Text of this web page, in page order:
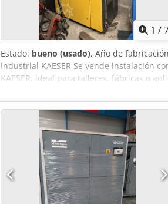
1 /
Estado: bueno (usado), Año de
Industrial KAESER Se vende instalación
KAESER, ideal para talleres, fábricas o
alemana, fiable y con mantenimiento
Compresor de tornillo con variador de
SFC (Sigma Profile) Año de fabricación:
Velocidad del motor: 2980 rpm Serie/N.º
con un variador de velocidad (SFC)
demanda de aire. 2. Secador de aire por
de fabricación: 06/2017 Presión de
400 V / 3 fases / 50 Hz (Corriente
Material: 1.2482.0 3. Compresor de